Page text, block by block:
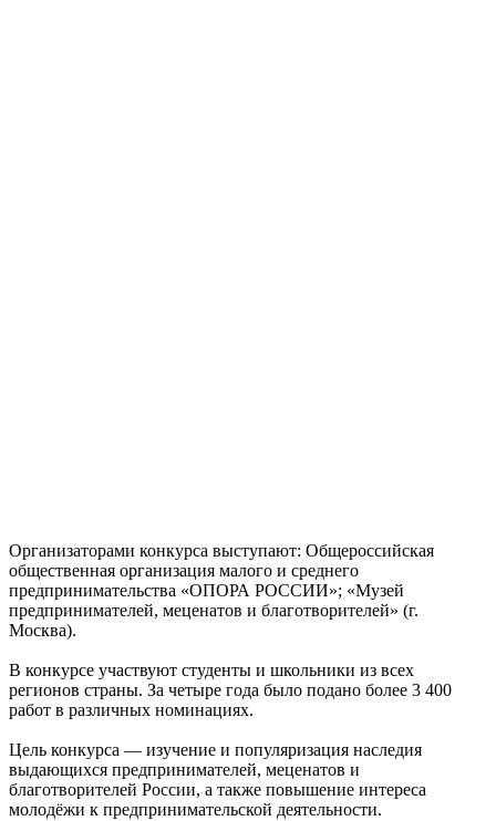
Организаторами конкурса выступают: Общероссийская
общественная организация малого и среднего
предпринимательства «ОПОРА РОССИИ»; «Музей
предпринимателей, меценатов и благотворителей» (г.
Москва).
В конкурсе участвуют студенты и школьники из всех
регионов страны. За четыре года было подано более 3 400
работ в различных номинациях.
Цель конкурса — изучение и популяризация наследия
выдающихся предпринимателей, меценатов и
благотворителей России, а также повышение интереса
молодёжи к предпринимательской деятельности.